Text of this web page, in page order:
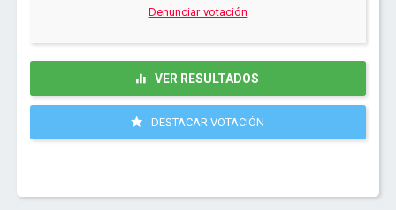
Denunciar votación
VER RESULTADOS
DESTACAR VOTACIÓN